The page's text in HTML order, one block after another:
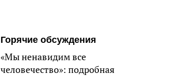
Горячие обсуждения
«Мы ненавидим все
человечество»: подробная